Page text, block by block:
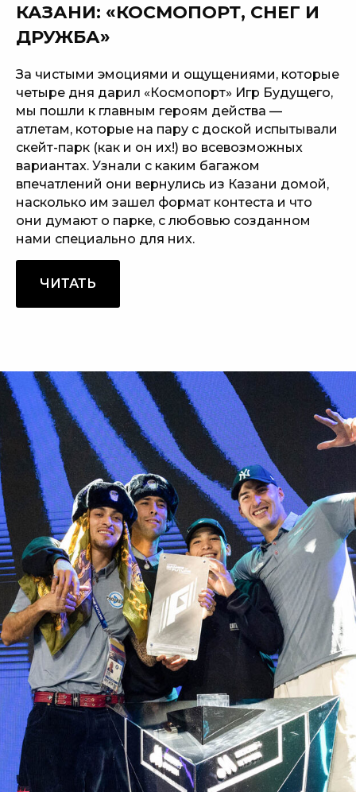
КАЗАНИ: «КОСМОПОРТ, СНЕГ И
ДРУЖБА»
За чистыми эмоциями и ощущениями, которые
четыре дня дарил «Космопорт» Игр Будущего,
мы пошли к главным героям действа —
атлетам, которые на пару с доской испытывали
скейт-парк (как и он их!) во всевозможных
вариантах. Узнали с каким багажом
впечатлений они вернулись из Казани домой,
насколько им зашел формат контеста и что
они думают о парке, с любовью созданном
нами специально для них.
ЧИТАТЬ